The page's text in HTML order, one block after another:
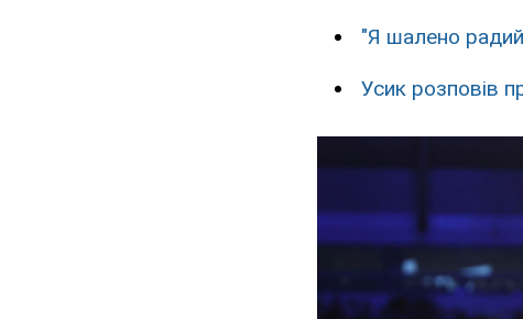
"Я шалено
Усик розповів